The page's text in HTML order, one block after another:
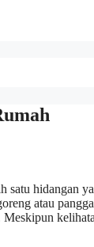
hidangan
atau